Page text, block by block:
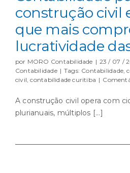
construção civil
que mais
lucratividade
por MORO Contabilidade | 23 / 07 /
Contabilidade | Tags: Contabilidade,
civil,contabilidade curitiba |
A construção civil opera com
plurianuais, múltiplos [...]